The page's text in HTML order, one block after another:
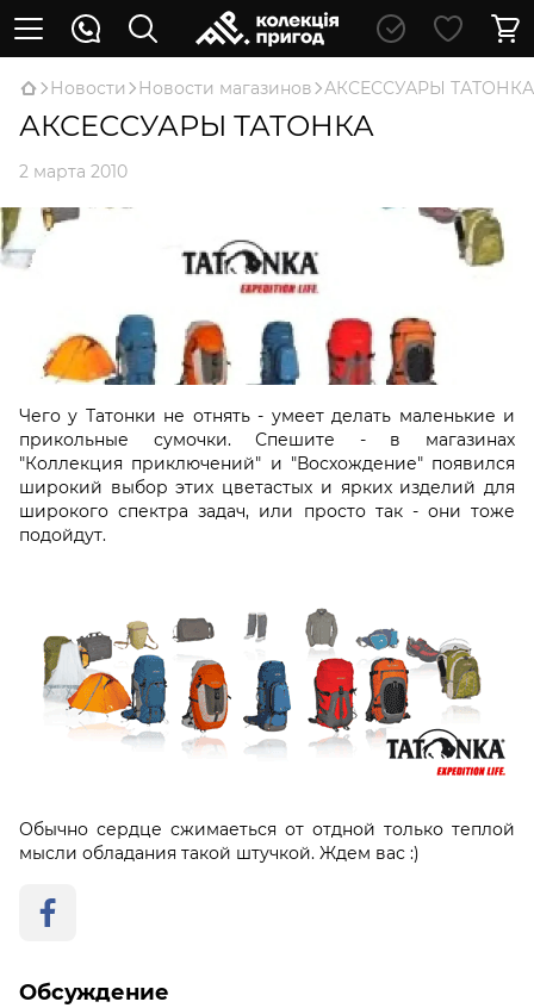
Новости Новости магазинов АКСЕССУАРЫ ТАТОНКА
АКСЕССУАРЫ ТАТОНКА
2 марта 2010
Чего у Татонки не отнять - умеет делать маленькие и
прикольные сумочки. Спешите - в магазинах
"Коллекция приключений" и "Восхождение" появился
широкий выбор этих цветастых и ярких изделий для
широкого спектра задач, или просто так - они тоже
подойдут.
Обычно сердце сжимаеться от отдной только теплой
мысли обладания такой штучкой. Ждем вас :)
Обсуждение